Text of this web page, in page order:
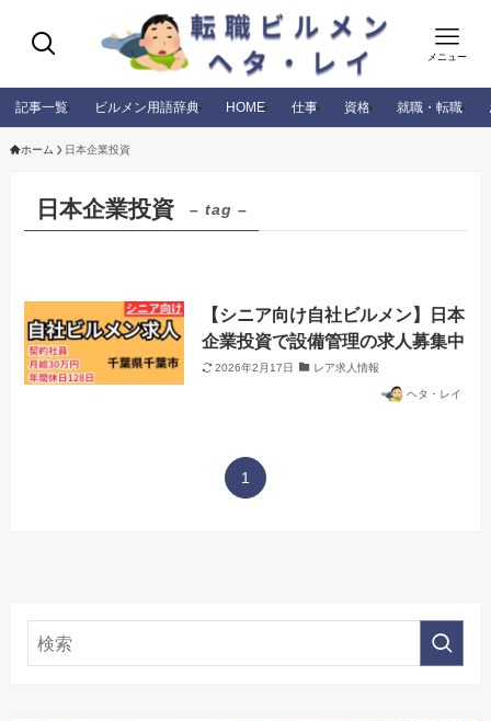
メニュー
記事一覧 ビルメン用語辞典 HOME 仕事 資格 就職・転職
ホーム 日本企業投資
日本企業投資 – tag –
【シニア向け自社ビルメン】日本
企業投資で設備管理の求人募集中
2026年2月17日 レア求人情報
ヘタ・レイ
1